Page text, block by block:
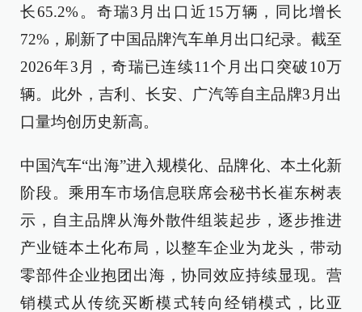
长65.2%。奇瑞3月出口近15万辆，同比增长
72%，刷新了中国品牌汽车单月出口纪录。截至
2026年3月，奇瑞已连续11个月出口突破10万
辆。此外，吉利、长安、广汽等自主品牌3月出
口量均创历史新高。
中国汽车“出海”进入规模化、品牌化、本土化新
阶段。乘用车市场信息联席会秘书长崔东树表
示，自主品牌从海外散件组装起步，逐步推进
产业链本土化布局，以整车企业为龙头，带动
零部件企业抱团出海，协同效应持续显现。营
销模式从传统买断模式转向经销模式，比亚